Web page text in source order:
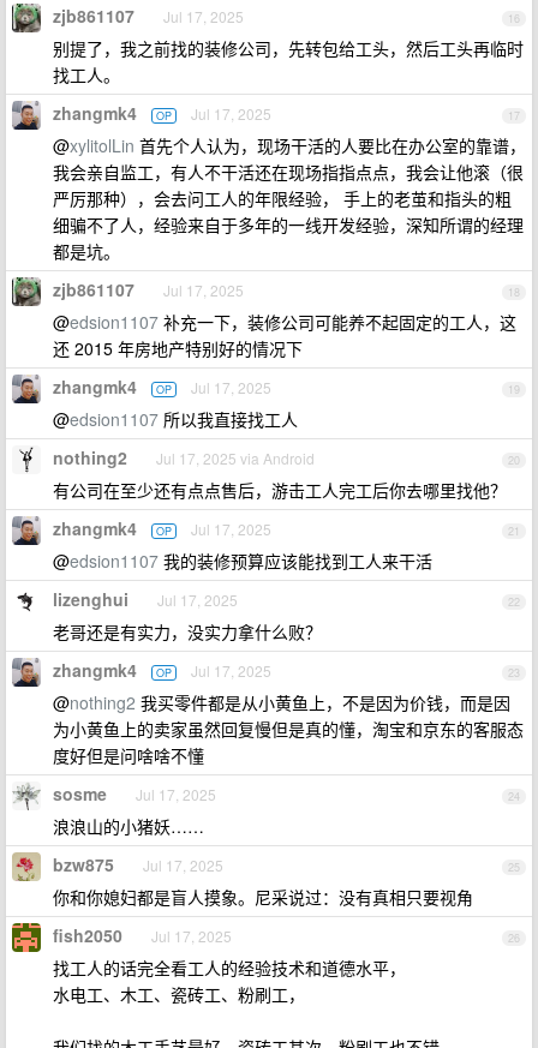
16
zjb861107 Jul 17, 2025
别提了，我之前找的装修公司，先转包给工头，然后工头再临时
找工人。
17
zhangmk4 OP Jul 17, 2025
@xylitolLin 首先个人认为，现场干活的人要比在办公室的靠谱，
我会亲自监工，有人不干活还在现场指指点点，我会让他滚（很
严厉那种），会去问工人的年限经验， 手上的老茧和指头的粗
细骗不了人，经验来自于多年的一线开发经验，深知所谓的经理
都是坑。
18
zjb861107 Jul 17, 2025
@edsion1107 补充一下，装修公司可能养不起固定的工人，这
还 2015 年房地产特别好的情况下
19
zhangmk4 OP Jul 17, 2025
@edsion1107 所以我直接找工人
20
nothing2 Jul 17, 2025 via Android
有公司在至少还有点点售后，游击工人完工后你去哪里找他？
21
zhangmk4 OP Jul 17, 2025
@edsion1107 我的装修预算应该能找到工人来干活
22
lizenghui Jul 17, 2025
老哥还是有实力，没实力拿什么败？
23
zhangmk4 OP Jul 17, 2025
@nothing2 我买零件都是从小黄鱼上，不是因为价钱，而是因
为小黄鱼上的卖家虽然回复慢但是真的懂，淘宝和京东的客服态
度好但是问啥啥不懂
24
sosme Jul 17, 2025
浪浪山的小猪妖……
25
bzw875 Jul 17, 2025
你和你媳妇都是盲人摸象。尼采说过：没有真相只要视角
26
fish2050 Jul 17, 2025
找工人的话完全看工人的经验技术和道德水平，
水电工、木工、瓷砖工、粉刷工，